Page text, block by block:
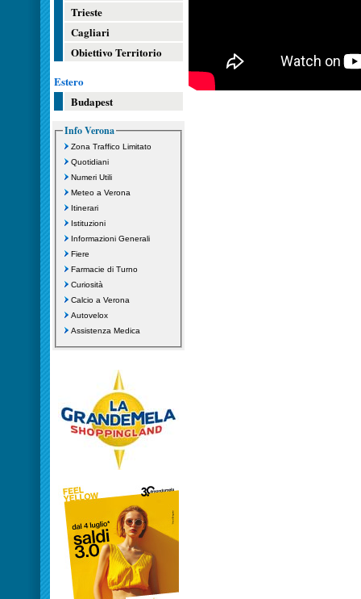
Trieste
Cagliari
Obiettivo Territorio
Estero
Budapest
Info Verona
Zona Traffico Limitato
Quotidiani
Numeri Utili
Meteo a Verona
Itinerari
Istituzioni
Informazioni Generali
Fiere
Farmacie di Turno
Curiosità
Calcio a Verona
Autovelox
Assistenza Medica